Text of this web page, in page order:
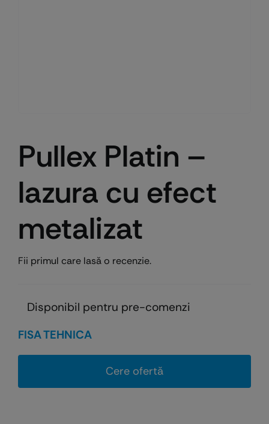
Pullex Platin –
lazura cu efect
metalizat
Fii primul care lasă o recenzie.
Disponibil pentru pre-comenzi
FISA TEHNICA
Cere ofertă